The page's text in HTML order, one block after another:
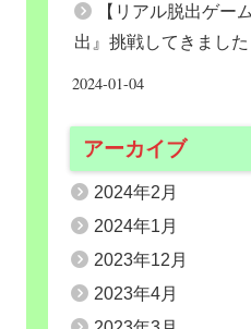
【リアル脱出ゲー
出』挑戦してきました
2024-01-04
アーカイブ
2024年2月
2024年1月
2023年12月
2023年4月